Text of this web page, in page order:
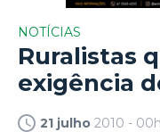
NOTÍCIAS
Ruralistas
exigência
21 julho 2010 -